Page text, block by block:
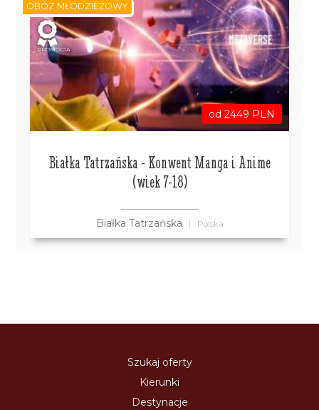
od 2449 PLN
Białka Tatrzańska - Konwent Manga i Anime
(wiek 7-18)
Białka Tatrzańska Polska
OBÓZ MŁODZIEŻOWY
PROMOCJA
Szukaj oferty
Kierunki
Destynacje